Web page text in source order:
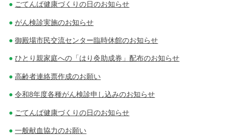
ごてんば健康づくりの日のお知らせ
がん検診実施のお知らせ
御殿場市民交流センター臨時休館のお知らせ
ひとり親家庭への「はり灸助成券」配布のお知らせ
高齢者連絡票作成のお願い
令和8年度各種がん検診申し込みのお知らせ
ごてんば健康づくりの日のお知らせ
一般献血協力のお願い